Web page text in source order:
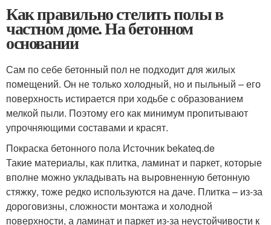
Как правильно стелить полы в
частном доме. На бетонном
основании
Сам по себе бетонный пол не подходит для жилых
помещений. Он не только холодный, но и пыльный – его
поверхность истирается при ходьбе с образованием
мелкой пыли. Поэтому его как минимум пропитывают
упрочняющими составами и красят.
Покраска бетонного пола Источник bekateq.de
Такие материалы, как плитка, ламинат и паркет, которые
вполне можно укладывать на выровненную бетонную
стяжку, тоже редко используются на даче. Плитка – из-за
дороговизны, сложности монтажа и холодной
поверхности, а ламинат и паркет из-за неустойчивости к